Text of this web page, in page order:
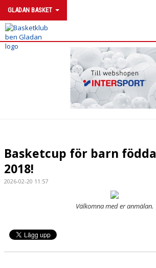
GLADAN BASKET
HEM
BOKA KANSLIET
MATCHER
OM KLUBBEN
Basketcup för barn födda
2018!
2026-02-20 11:57
Välkomna med er anmälan.